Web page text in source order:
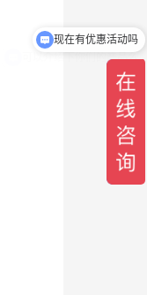
可以介绍下你们的产品么